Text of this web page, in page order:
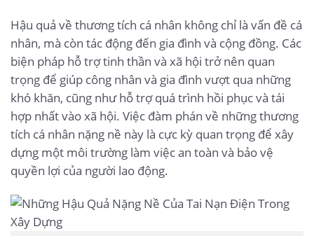
Hậu quả về thương tích cá nhân không chỉ là vấn đề cá
nhân, mà còn tác động đến gia đình và cộng đồng. Các
biện pháp hỗ trợ tinh thần và xã hội trở nên quan
trọng để giúp công nhân và gia đình vượt qua những
khó khăn, cũng như hỗ trợ quá trình hồi phục và tái
hợp nhất vào xã hội. Việc đàm phán về những thương
tích cá nhân nặng nề này là cực kỳ quan trọng để xây
dựng một môi trường làm việc an toàn và bảo vệ
quyền lợi của người lao động.